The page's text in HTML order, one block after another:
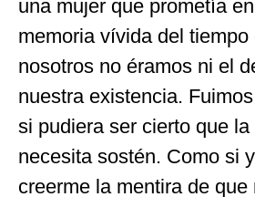
una mujer que prometía
memoria vívida del tiempo
nosotros no éramos ni el
nuestra existencia.
si pudiera ser cierto que
necesita sostén. Como si
creerme la mentira de